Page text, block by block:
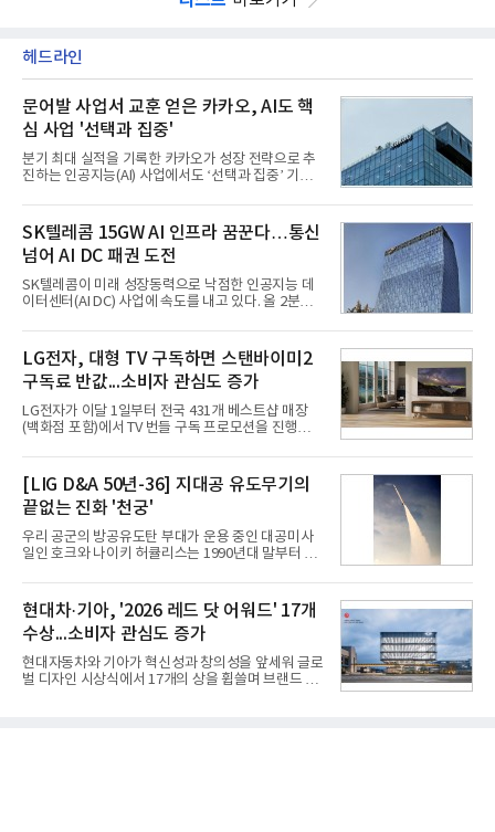
헤드라인
문어발 사업서 교훈 얻은 카카오, AI도 핵
심 사업 '선택과 집중'
분기 최대 실적을 기록한 카카오가 성장 전략으로 추
진하는 인공지능(AI) 사업에서도 ‘선택과 집중’ 기조
라 투자에 나서는 것과 달리, 카카오는 ‘카카오톡’이
라는 플랫폼 경쟁력을 활용한 AI 에이전트 서비스에
집중하는 전략이다. 과거 무리한 사업 확장 과정에서
겪었던 시행착오를 되풀이하지 않고 핵심 역량에 집
중하겠다는 취지로 풀이된다.7일 업계에 따르면 카카
오는 올해 2분기 연결 기준 매출 2조985억원, 영업이
익 2770억원을 기록했다. 전년 동기 대비 매출과 영업
은 4884억
SK텔레콤 15GW AI 인프라 꿈꾼다…통신
넘어 AI DC 패권 도전
SK텔레콤이 미래 성장동력으로 낙점한 인공지능 데
이터센터(AI DC) 사업에 속도를 내고 있다. 올 2분기
는 2035년까지 총 15GW(기가와트) 규모의 AI DC를
구축하겠다는 대형 청사진을 제시하면서다. 이에 따
라 경쟁 구도 역시 이동통신사인 KT, LG유플러스를
넘어 네이버, 삼성SDS 등 IT 인프라 기업으로 확장되
고 있다.7일 SK텔레콤에 따르면 회사는 올해 2분기
연결 기준 매출 4조 3591억원, 영업이익 5660억원을
기록했다. 매출은 전년 동기 대비 0.5%, 영업이익은
따른 기저효과가 실
LG전자, 대형 TV 구독하면 스탠바이미2
구독료 반값...소비자 관심도 증가
LG전자가 이달 1일부터 전국 431개 베스트샵 매장
(백화점 포함)에서 TV 번들 구독 프로모션을 진행하고
인해주는 프로모션이다.대상 제품은 65·77·83형 올
레드, 75·86·100형 마이크로 RGB, 75·86형 미니
RGB 등 거실용 TV로 인기가 높은 베스트셀러 TV 20
개 모델이며, 동시 구독 계약 시 스탠바이미2(모델명
27LX6TPGA) 구독료를 50% 할인 받을 수 있다. 프로
모션 대상 모델과 혜택, 구독료 등 프로모션 세부 사항
은 베스트샵 판매 매니저에게 문의하면 자세히 안내
등으로 이전
[LIG D&A 50년-36] 지대공 유도무기의
끝없는 진화 '천궁'
우리 공군의 방공유도탄 부대가 운용 중인 대공미사
일인 호크와 나이키 허큘리스는 1990년대 말부터 성
기존 미사일체계를 대체할 중고도 및 중거리 대공미
사일을 개발하기로 결정했다.처음 KM-SAM 사업으로
불린 이 사업의 명칭은 호크(Iron Hawk, 철매)를 대체
한다는 의미에서 ‘철매Ⅱ’ 로 정해졌다. 철매Ⅱ 개발
사업은 미사일체계 완성 후인 2011년 ‘천궁(天弓)’으
로 다시 장비명이 바뀌었다. 17개 업체와 관련 기관이
참여한 가운데 LIG 넥스원은 탐색 개발에서 체계개발
현대차·기아, '2026 레드 닷 어워드' 17개
수상...소비자 관심도 증가
현대자동차와 기아가 혁신성과 창의성을 앞세워 글로
벌 디자인 시상식에서 17개의 상을 휩쓸며 브랜드 경